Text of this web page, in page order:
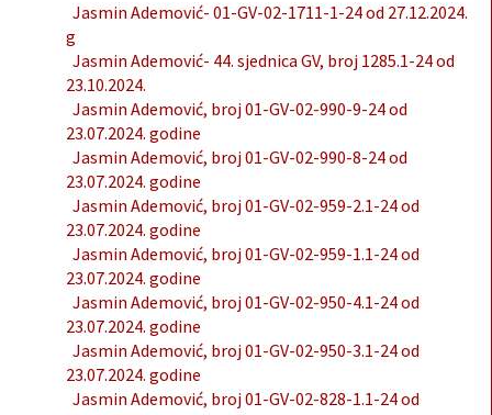
Jasmin Ademović- 01-GV-02-1711-1-24 od 27.12.2024.
g
Jasmin Ademović- 44. sjednica GV, broj 1285.1-24 od
23.10.2024.
Jasmin Ademović, broj 01-GV-02-990-9-24 od
23.07.2024. godine
Jasmin Ademović, broj 01-GV-02-990-8-24 od
23.07.2024. godine
Jasmin Ademović, broj 01-GV-02-959-2.1-24 od
23.07.2024. godine
Jasmin Ademović, broj 01-GV-02-959-1.1-24 od
23.07.2024. godine
Jasmin Ademović, broj 01-GV-02-950-4.1-24 od
23.07.2024. godine
Jasmin Ademović, broj 01-GV-02-950-3.1-24 od
23.07.2024. godine
Jasmin Ademović, broj 01-GV-02-828-1.1-24 od